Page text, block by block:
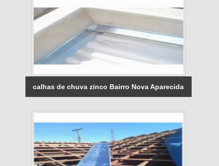
calhas de chuva zinco Bairro Nova Aparecida